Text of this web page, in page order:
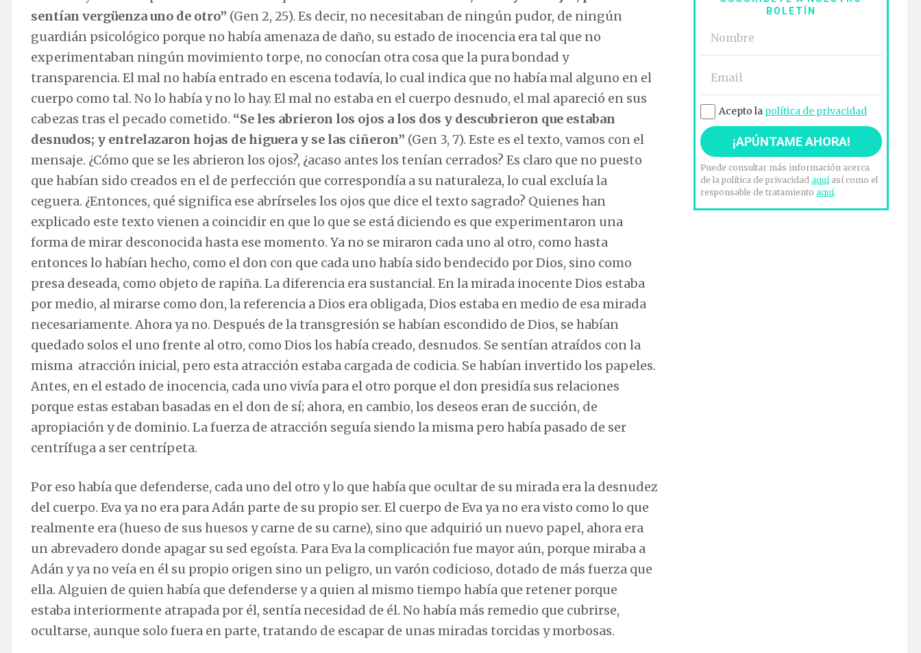
sentían vergüenza uno de otro” (Gen 2, 25). Es decir, no necesitaban de ningún pudor, de ningún
guardián psicológico porque no había amenaza de daño, su estado de inocencia era tal que no
experimentaban ningún movimiento torpe, no conocían otra cosa que la pura bondad y
transparencia. El mal no había entrado en escena todavía, lo cual indica que no había mal alguno en el
cuerpo como tal. No lo había y no lo hay. El mal no estaba en el cuerpo desnudo, el mal apareció en sus
cabezas tras el pecado cometido. “Se les abrieron los ojos a los dos y descubrieron que estaban
desnudos; y entrelazaron hojas de higuera y se las ciñeron” (Gen 3, 7). Este es el texto, vamos con el
mensaje. ¿Cómo que se les abrieron los ojos?, ¿acaso antes los tenían cerrados? Es claro que no puesto
que habían sido creados en el de perfección que correspondía a su naturaleza, lo cual excluía la
ceguera. ¿Entonces, qué significa ese abrírseles los ojos que dice el texto sagrado? Quienes han
explicado este texto vienen a coincidir en que lo que se está diciendo es que experimentaron una
forma de mirar desconocida hasta ese momento. Ya no se miraron cada uno al otro, como hasta
entonces lo habían hecho, como el don con que cada uno había sido bendecido por Dios, sino como
presa deseada, como objeto de rapiña. La diferencia era sustancial. En la mirada inocente Dios estaba
por medio, al mirarse como don, la referencia a Dios era obligada, Dios estaba en medio de esa mirada
necesariamente. Ahora ya no. Después de la transgresión se habían escondido de Dios, se habían
quedado solos el uno frente al otro, como Dios los había creado, desnudos. Se sentían atraídos con la
misma atracción inicial, pero esta atracción estaba cargada de codicia. Se habían invertido los papeles.
Antes, en el estado de inocencia, cada uno vivía para el otro porque el don presidía sus relaciones
porque estas estaban basadas en el don de sí; ahora, en cambio, los deseos eran de succión, de
apropiación y de dominio. La fuerza de atracción seguía siendo la misma pero había pasado de ser
centrífuga a ser centrípeta.
Por eso había que defenderse, cada uno del otro y lo que había que ocultar de su mirada era la desnudez
del cuerpo. Eva ya no era para Adán parte de su propio ser. El cuerpo de Eva ya no era visto como lo que
realmente era (hueso de sus huesos y carne de su carne), sino que adquirió un nuevo papel, ahora era
un abrevadero donde apagar su sed egoísta. Para Eva la complicación fue mayor aún, porque miraba a
Adán y ya no veía en él su propio origen sino un peligro, un varón codicioso, dotado de más fuerza que
ella. Alguien de quien había que defenderse y a quien al mismo tiempo había que retener porque
estaba interiormente atrapada por él, sentía necesidad de él. No había más remedio que cubrirse,
ocultarse, aunque solo fuera en parte, tratando de escapar de unas miradas torcidas y morbosas.
BOLETÍN
Acepto la política de privacidad
Puede consultar más información acerca
de la política de privacidadaquíasí como el
responsable de tratamientoaquí.